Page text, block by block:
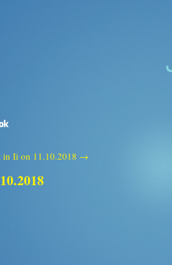
in Ii on 11.10.2018 →